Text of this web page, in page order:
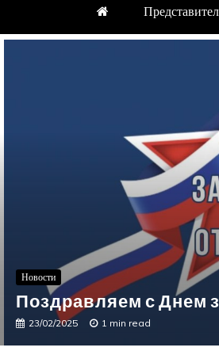
Новости
Поздравляем с Днем
23/02/2025 1 min read